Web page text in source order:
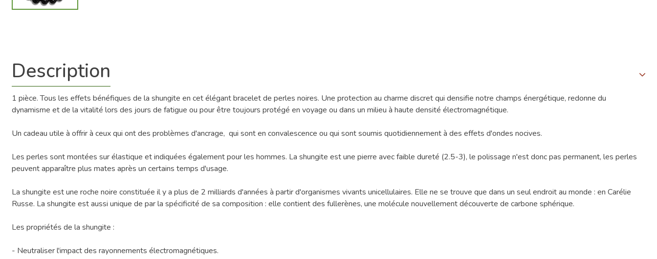
Description
1 pièce. Tous les effets bénéfiques de la shungite en cet élégant bracelet de perles noires. Une protection au charme discret qui densifie notre champs énergétique, redonne du
dynamisme et de la vitalité lors des jours de fatigue ou pour être toujours protégé en voyage ou dans un milieu à haute densité électromagnétique.
Un cadeau utile à offrir à ceux qui ont des problèmes d'ancrage, qui sont en convalescence ou qui sont soumis quotidiennement à des effets d'ondes nocives.
Les perles sont montées sur élastique et indiquées également pour les hommes. La shungite est une pierre avec faible dureté (2.5-3), le polissage n'est donc pas permanent, les perles
peuvent apparaître plus mates après un certains temps d'usage.
La shungite est une roche noire constituée il y a plus de 2 milliards d'années à partir d'organismes vivants unicellulaires. Elle ne se trouve que dans un seul endroit au monde : en Carélie
Russe. La shungite est aussi unique de par la spécificité de sa composition : elle contient des fullerènes, une molécule nouvellement découverte de carbone sphérique.
Les propriétés de la shungite :
- Neutraliser l'impact des rayonnements électromagnétiques.